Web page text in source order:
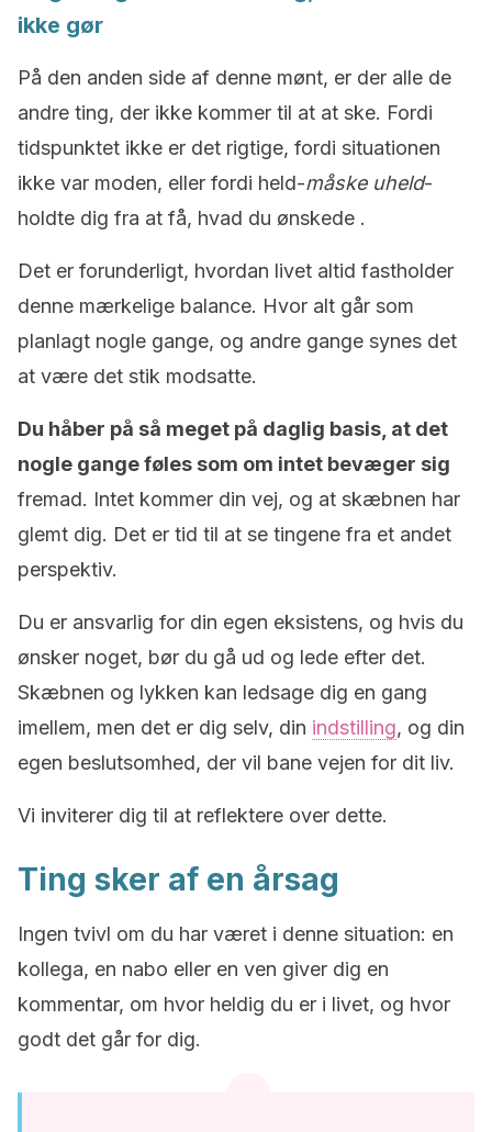
ikke gør
På den anden side af denne mønt, er der alle de
andre ting, der ikke kommer til at at ske. Fordi
tidspunktet ikke er det rigtige, fordi situationen
ikke var moden, eller fordi held-måske uheld-
holdte dig fra at få, hvad du ønskede .
Det er forunderligt, hvordan livet altid fastholder
denne mærkelige balance. Hvor alt går som
planlagt nogle gange, og andre gange synes det
at være det stik modsatte.
Du håber på så meget på daglig basis, at det
nogle gange føles som om intet bevæger sig
fremad. Intet kommer din vej, og at skæbnen har
glemt dig. Det er tid til at se tingene fra et andet
perspektiv.
Du er ansvarlig for din egen eksistens, og hvis du
ønsker noget, bør du gå ud og lede efter det.
Skæbnen og lykken kan ledsage dig en gang
imellem, men det er dig selv, din indstilling, og din
egen beslutsomhed, der vil bane vejen for dit liv.
Vi inviterer dig til at reflektere over dette.
Ting sker af en årsag
Ingen tvivl om du har været i denne situation: en
kollega, en nabo eller en ven giver dig en
kommentar, om hvor heldig du er i livet, og hvor
godt det går for dig.